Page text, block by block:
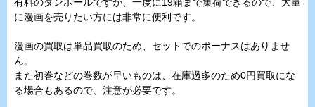
有料のダンボールですが、一度に19箱まで集荷できるので、大量
に漫画を売りたい方には非常に便利です。
漫画の買取は単品買取のため、セットでのボーナスはありませ
ん。
また初巻などの巻数が早いものは、在庫過多のため0円買取にな
る場合もあるので、注意が必要です。